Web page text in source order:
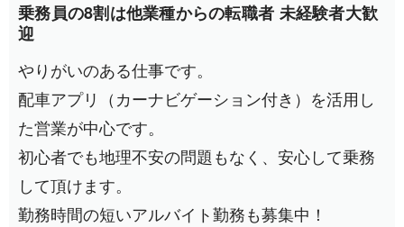
乗務員の8割は他業種からの転職者 未経験者大歓
迎
やりがいのある仕事です。
配車アプリ（カーナビゲーション付き）を活用し
た営業が中心です。
初心者でも地理不安の問題もなく、安心して乗務
して頂けます。
勤務時間の短いアルバイト勤務も募集中！